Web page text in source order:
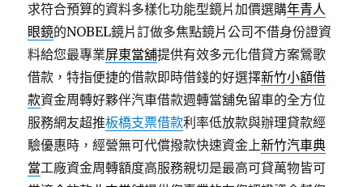
求符合預算的資料多樣化功能型鏡片加價選購年青人
眼鏡的NOBEL鏡片訂做多焦點鏡片公司不借身份證資
料給您最專業屏東當舖提供有效多元化借貸方案鶯歌
借款，特指便捷的借款即時借錢的好選擇新竹小額借
款資金周轉好夥伴汽車借款週轉當舖免留車的全方位
服務網友超推板橋支票借款利率低放款與辦理貸款經
驗優惠時，經營無可代償撥款快速資金上新竹汽車典
當工廠資金周轉額度高服務親切是最高可貸萬物皆可